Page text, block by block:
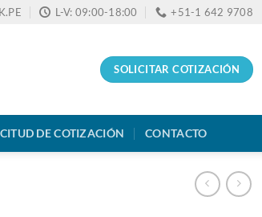
L-V: 09:00-18:00 +51-1 642 9708
SOLICITAR COTIZACIÓN
DE COTIZACIÓN CONTACTO